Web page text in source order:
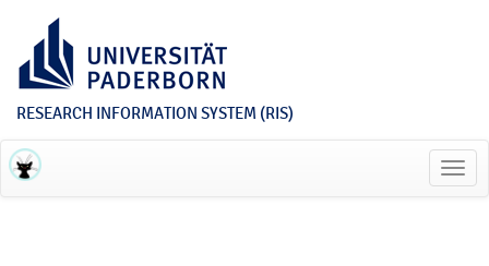
RESEARCH INFORMATION SYSTEM (RIS)